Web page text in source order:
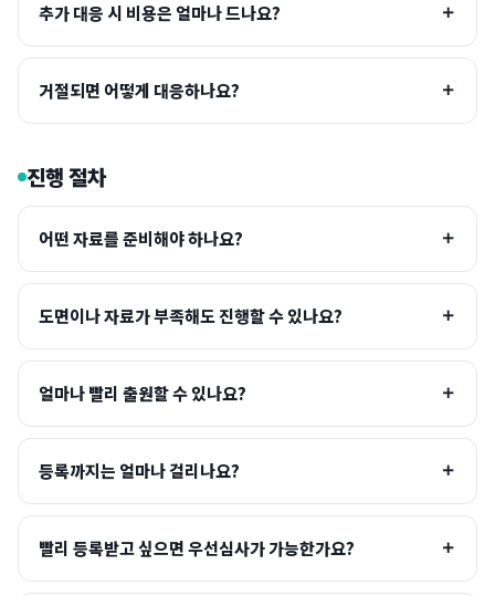
추가 대응 시 비용은 얼마나 드나요?
거절되면 어떻게 대응하나요?
진행 절차
어떤 자료를 준비해야 하나요?
도면이나 자료가 부족해도 진행할 수 있나요?
얼마나 빨리 출원할 수 있나요?
등록까지는 얼마나 걸리나요?
빨리 등록받고 싶으면 우선심사가 가능한가요?